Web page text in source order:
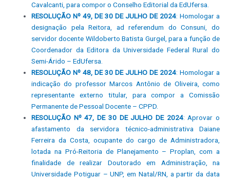
Cavalcanti, para compor o Conselho Editorial da EdUfersa.
RESOLUÇÃO Nº 49, DE 30 DE JULHO DE 2024: Homologar a
designação pela Reitora, ad referendum do Consuni, do
servidor docente Wildoberto Batista Gurgel, para a função de
Coordenador da Editora da Universidade Federal Rural do
Semi-Árido – EdUfersa.
RESOLUÇÃO Nº 48, DE 30 DE JULHO DE 2024: Homologar a
indicação do professor Marcos Antônio de Oliveira, como
representante externo titular, para compor a Comissão
Permanente de Pessoal Docente – CPPD.
RESOLUÇÃO Nº 47, DE 30 DE JULHO DE 2024: Aprovar o
afastamento da servidora técnico-administrativa Daiane
Ferreira da Costa, ocupante do cargo de Administradora,
lotada na Pró-Reitoria de Planejamento – Proplan, com a
finalidade de realizar Doutorado em Administração, na
Universidade Potiguar – UNP, em Natal/RN, a partir da data